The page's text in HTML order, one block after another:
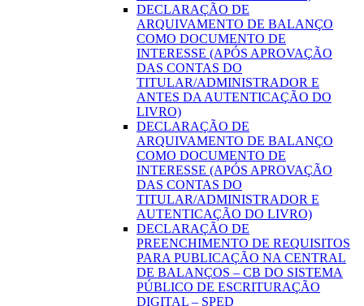
DECLARAÇÃO DE
ARQUIVAMENTO DE BALANÇO
COMO DOCUMENTO DE
INTERESSE (APÓS APROVAÇÃO
DAS CONTAS DO
TITULAR/ADMINISTRADOR E
ANTES DA AUTENTICAÇÃO DO
LIVRO)
DECLARAÇÃO DE
ARQUIVAMENTO DE BALANÇO
COMO DOCUMENTO DE
INTERESSE (APÓS APROVAÇÃO
DAS CONTAS DO
TITULAR/ADMINISTRADOR E
AUTENTICAÇÃO DO LIVRO)
DECLARAÇÃO DE
PREENCHIMENTO DE REQUISITOS
PARA PUBLICAÇÃO NA CENTRAL
DE BALANÇOS – CB DO SISTEMA
PÚBLICO DE ESCRITURAÇÃO
DIGITAL – SPED